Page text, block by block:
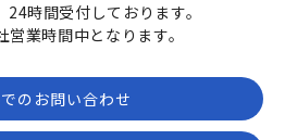
時間受付しております。
営業時間中となります。
のお問い合わせ